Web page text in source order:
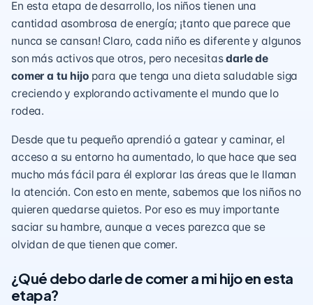
En esta etapa de desarrollo, los niños tienen una
cantidad asombrosa de energía; ¡tanto que parece que
nunca se cansan! Claro, cada niño es diferente y algunos
son más activos que otros, pero necesitasdarle de
comer a tu hijo para que tenga una dieta saludable siga
creciendo y explorando activamente el mundo que lo
rodea.
Desde que tu pequeño aprendió a gatearycaminar, el
acceso a su entorno ha aumentado, lo que hace que sea
mucho más fácil para él explorar las áreas que le llaman
la atención. Con esto en mente, sabemos que los niños no
quieren quedarse quietos. Por eso es muy importante
saciar su hambre, aunque a veces parezca que se
olvidan de que tienen que comer.
¿Qué debo darle de comer a mi hijo en esta
etapa?